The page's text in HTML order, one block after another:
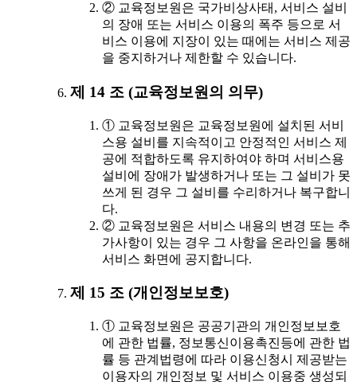
② 교육정보원은 국가비상사태, 서비스 설비
의 장애 또는 서비스 이용의 폭주 등으로 서
비스 이용에 지장이 있는 때에는 서비스 제공
을 중지하거나 제한할 수 있습니다.
제 14 조 (교육정보원의 의무)
① 교육정보원은 교육정보원에 설치된 서비
스용 설비를 지속적이고 안정적인 서비스 제
공에 적합하도록 유지하여야 하며 서비스용
설비에 장애가 발생하거나 또는 그 설비가 못
쓰게 된 경우 그 설비를 수리하거나 복구합니
다.
② 교육정보원은 서비스 내용의 변경 또는 추
가사항이 있는 경우 그 사항을 온라인을 통해
서비스 화면에 공지합니다.
제 15 조 (개인정보보호)
① 교육정보원은 공공기관의 개인정보보호
에 관한 법률, 정보통신이용촉진등에 관한 법
률 등 관계법령에 따라 이용신청시 제공받는
이용자의 개인정보 및 서비스 이용중 생성되